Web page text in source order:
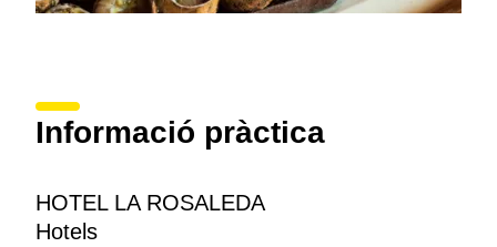
Informació pràctica
HOTEL LA ROSALEDA
Hotels